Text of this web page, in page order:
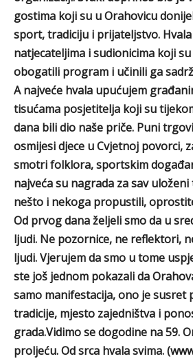
gostima koji su u Orahovicu
sport, tradiciju i prijateljstvo.
natjecateljima i sudionicima koji
obogatili program i učinili ga
A najveće hvala upućujem
tisućama posjetitelja koji su
dana bili dio naše priče. Puni
osmijesi djece u Cvjetnoj povorci,
smotri folklora, sportskim
najveća su nagrada za sav
nešto i nekoga propustili,
Od prvog dana željeli smo da u
ljudi. Ne pozornice, ne reflektori,
ljudi. Vjerujem da smo u tome
ste još jednom pokazali da
samo manifestacija, ono je susret
tradicije, mjesto zajedništva i
grada.Vidimo se dogodine na 59.
proljeću. Od srca hvala svima.